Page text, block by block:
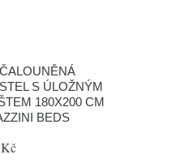
S ÚLOŽNÝM
180X200 CM
BEDS